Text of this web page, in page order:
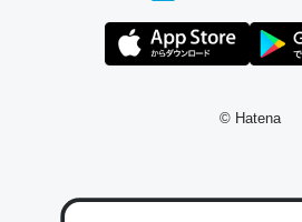
─たまにLINEするくらいだった遠方の父
© Hatena